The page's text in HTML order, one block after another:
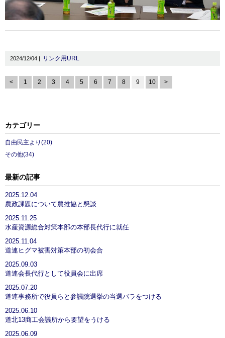
2024/12/04 | リンク用URL
< 1 2 3 4 5 6 7 8 9 10 >
カテゴリー
自由民主より(20)
その他(34)
最新の記事
2025.12.04
農政課題について農推協と懇談
2025.11.25
水産資源総合対策本部の本部長代行に就任
2025.11.04
道連ヒグマ被害対策本部の初会合
2025.09.03
道連会長代行として役員会に出席
2025.07.20
道連事務所で役員らと参議院選挙の当選バラをつける
2025.06.10
道北13商工会議所から要望をうける
2025.06.09